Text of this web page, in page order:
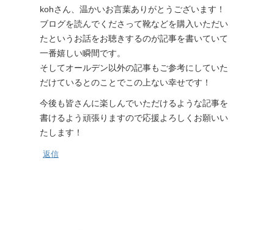
kohさん、温かいお言葉ありがとうございます！
ブログを読んでくださって靴などを購入いただい
たというお話をお聴きするのが記事を書いていて
一番嬉しい瞬間です。
そしてオールデン以外の記事もご参考にしていた
だけているとのことでこの上ない幸せです！
今後も皆さんに楽しんでいただけるような記事を
書けるよう頑張りますので応援よろしくお願いい
たします！
返信